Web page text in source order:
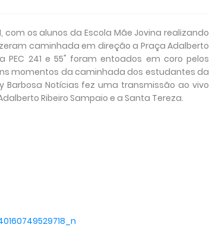
os alunos da Escola Mãe Jovina realizando
caminhada em direção a Praça Adalberto
PEC 241 e 55" foram entoados em coro pelos
momentos da caminhada dos estudantes da
Barbosa Notícias fez uma transmissão ao vivo
Ribeiro Sampaio e a Santa Tereza.